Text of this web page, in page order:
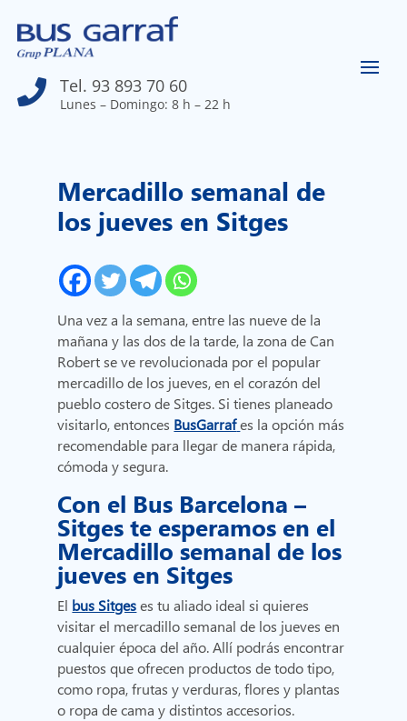
 Tel. 93 893 70 60
Lunes – Domingo: 8 h – 22 h
Mercadillo semanal de
los jueves en Sitges
Una vez a la semana, entre las nueve de la
mañana y las dos de la tarde, la zona de Can
Robert se ve revolucionada por el popular
mercadillo de los jueves, en el corazón del
pueblo costero de Sitges. Si tienes planeado
visitarlo, entonces BusGarrafes la opción más
recomendable para llegar de manera rápida,
cómoda y segura.
Con el Bus Barcelona –
Sitges te esperamos en el
Mercadillo semanal de los
jueves en Sitges
El bus Sitgeses tu aliado ideal si quieres
visitar el mercadillo semanal de los jueves en
cualquier época del año. Allí podrás encontrar
puestos que ofrecen productos de todo tipo,
como ropa, frutas y verduras, flores y plantas
o ropa de cama y distintos accesorios.